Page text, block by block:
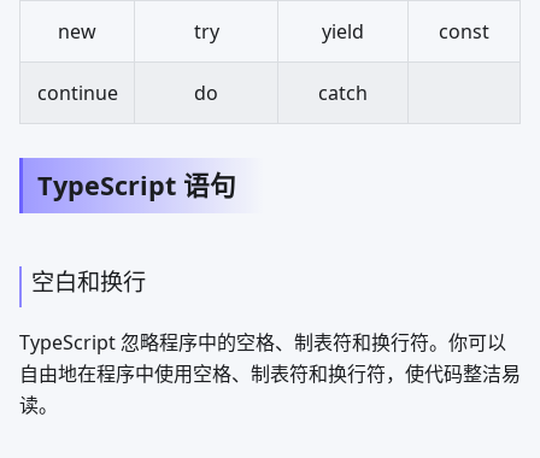
new try yield const
continue do catch
TypeScript 语句
空白和换行
TypeScript 忽略程序中的空格、制表符和换行符。你可以
自由地在程序中使用空格、制表符和换行符，使代码整洁易
读。